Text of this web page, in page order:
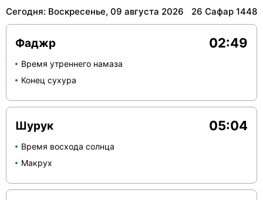
Сегодня: Воскресенье, 09 августа 2026 26 Сафар 1448
Фаджр 02:49
Время утреннего намаза
Конец сухура
Шурук 05:04
Время восхода солнца
Макрух